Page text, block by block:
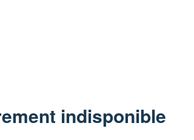
indisponible